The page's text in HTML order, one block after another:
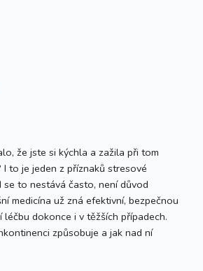
že jste si kýchla a zažila při tom
I to je jeden z příznaků stresové
se to nestává často, není důvod
medicína už zná efektivní, bezpečnou
léčbu dokonce i v těžších případech.
způsobuje a jak nad ní